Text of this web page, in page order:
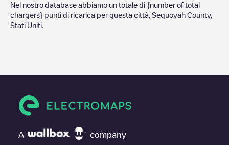
Nel nostro database abbiamo un totale di {number of total
chargers} punti di ricarica per questa città, Sequoyah County,
Stati Uniti
A company